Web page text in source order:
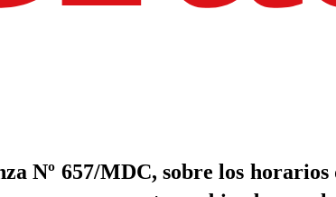
Nº 657/MDC, sobre los horarios